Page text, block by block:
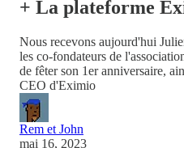
+ La plateforme
Nous recevons aujourd'hui
les co-fondateurs de
de fêter son 1er anniversaire,
CEO d'Eximio
Rem et John
mai 16, 2023